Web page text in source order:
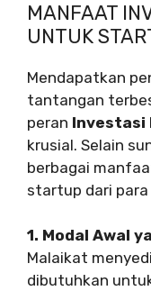
MANFAAT
UNTUK
Mendapatkan
tantangan
peran Investasi
krusial. Selain
berbagai
startup dari
1. Modal Awal
Malaikat
dibutuhkan